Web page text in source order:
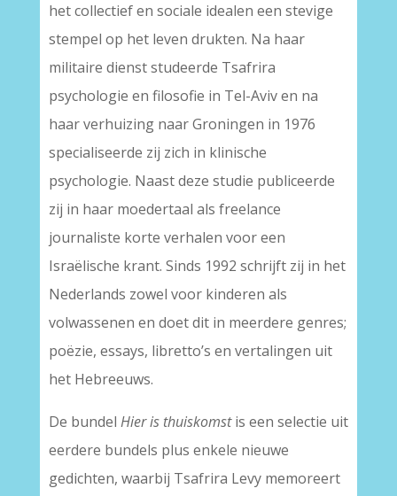
het collectief en sociale idealen een stevige
stempel op het leven drukten. Na haar
militaire dienst studeerde Tsafrira
psychologie en filosofie in Tel-Aviv en na
haar verhuizing naar Groningen in 1976
specialiseerde zij zich in klinische
psychologie. Naast deze studie publiceerde
zij in haar moedertaal als freelance
journaliste korte verhalen voor een
Israëlische krant. Sinds 1992 schrijft zij in het
Nederlands zowel voor kinderen als
volwassenen en doet dit in meerdere genres;
poëzie, essays, libretto’s en vertalingen uit
het Hebreeuws.
De bundel Hier is thuiskomstis een selectie uit
eerdere bundels plus enkele nieuwe
gedichten, waarbij Tsafrira Levy memoreert